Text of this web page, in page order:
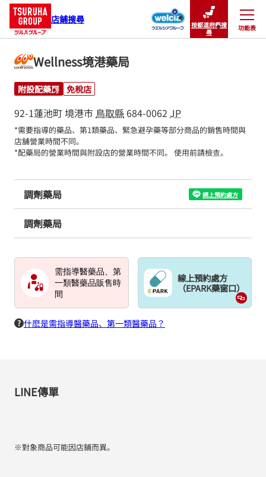
店鋪搜尋
按都道府縣搜
尋
功能表
關閉
Wellness境港藥局
附設配藥房 免稅店
92-1蓮池町境港市 鳥取縣 684-0062 JP
*需要指導的藥品、第1類藥品、緊急避孕藥等部分商品的銷售時間與
店舖營業時間不同。
*配藥局的營業時間與附設店的營業時間不同。 使用前請檢查。
調劑藥局 網上預約處方
調劑藥局
需指導醫藥品、第
一類醫藥品販售時
間
線上預約處方
（EPARK藥窗口）
什麽是需指導醫藥品、第一類醫藥品？
LINE傳單
※對象商品可能因店鋪而異。